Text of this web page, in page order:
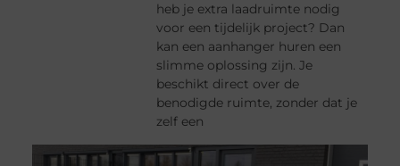
heb je extra laadruimte nodig
voor een tijdelijk project? Dan
kan een aanhanger huren een
slimme oplossing zijn. Je
beschikt direct over de
benodigde ruimte, zonder dat je
zelf een